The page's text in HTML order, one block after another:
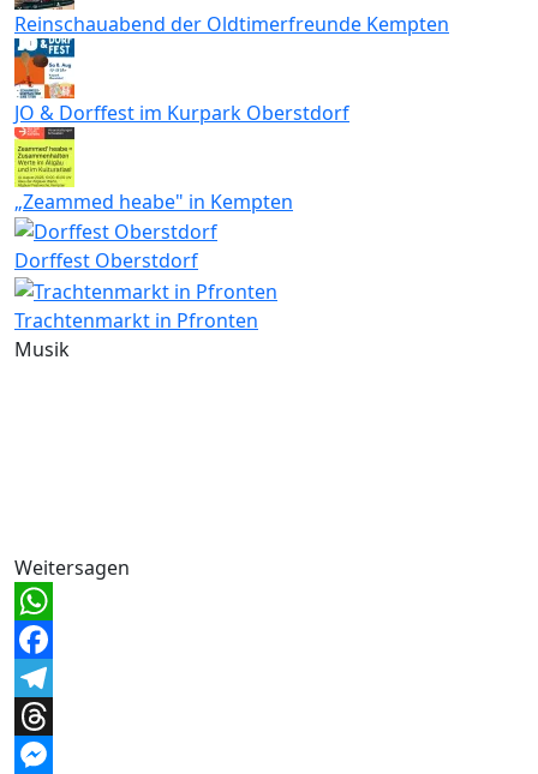
Reinschauabend der Oldtimerfreunde Kempten
JO & Dorffest im Kurpark Oberstdorf
„Zeammed heabe" in Kempten
Dorffest Oberstdorf
Trachtenmarkt in Pfronten
Musik
Weitersagen
WhatsApp
Facebook
Telegram
Threads